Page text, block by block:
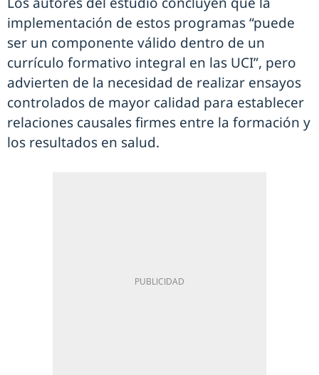
implementación de estos programas “puede
ser un componente válido dentro de un
currículo formativo integral en las UCI”, pero
advierten de la necesidad de realizar ensayos
controlados de mayor calidad para establecer
relaciones causales firmes entre la formación y
los resultados en salud.